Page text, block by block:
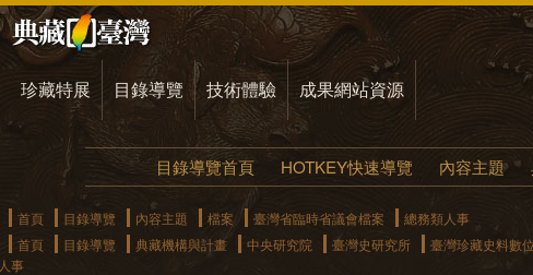
珍藏特展 目錄導覽 技術體驗 成果網站資源
目錄導覽首頁 HOTKEY快速導覽 內容主題
首頁 目錄導覽 內容主題 檔案 臺灣省臨時省議會檔案
總務類人事
首頁
目錄導覽 典藏機構與計畫 中央研究院 臺灣史研究所 臺灣珍藏史料數
人事